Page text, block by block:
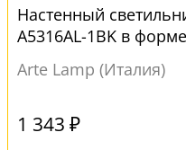
Настенный
A5316AL-1BK в
Arte Lamp (Италия)
1 343 ₽